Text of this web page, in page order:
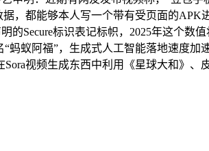
，都能够本人写一个带有受页面的APK
的Secure标识表记标帜，2025年这个数
蚂蚁阿福”，生成式人工智能落地速度加
视频生成东西中利用《星球大和》、